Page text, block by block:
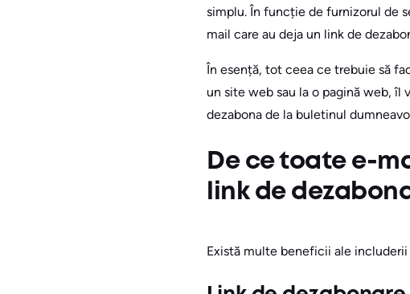
simplu. În funcție de furnizorul de
mail care au deja un link de
În esență, tot ceea ce trebuie să
un site web sau la o pagină web,
dezabona de la buletinul
De ce toate e-
link de
Există multe beneficii ale